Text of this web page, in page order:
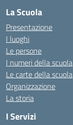
La Scuola
Presentazione
I luoghi
Le persone
I numeri della scuola
Le carte della scuola
Organizzazione
La storia
I Servizi